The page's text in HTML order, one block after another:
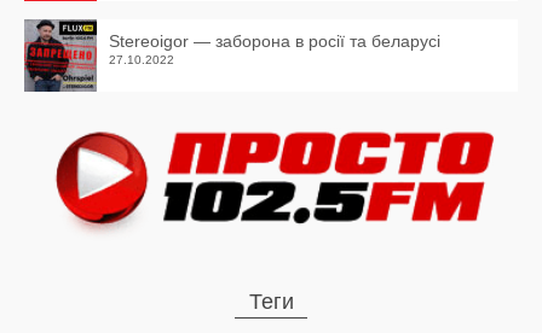
Stereoigor — заборона в росії та беларусі
27.10.2022
Теги